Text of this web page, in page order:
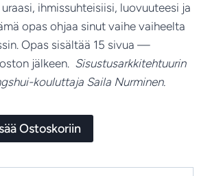
ihmissuhteisiisi, luovuuteesi ja
opas ohjaa sinut vaihe vaiheelta
Opas sisältää 15 sivua —
jälkeen. Sisustusarkkitehtuurin
kouluttaja Saila Nurminen.
Ostoskoriin